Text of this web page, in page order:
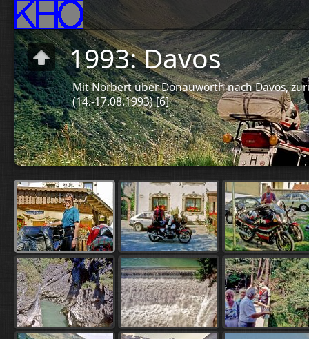
1993: Davos
Mit Norbert über Donauwörth nach Davos,
(14.-17.08.1993) [6]